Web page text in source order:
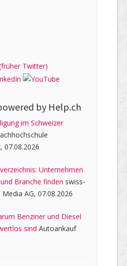
by Help.ch
im Schweizer
07.08.2026
Unternehmen
Branche finden swiss-
AG, 07.08.2026
Benziner und Diesel
sind Autoankauf